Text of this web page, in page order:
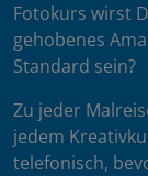
Fotokurs wirst
gehobenes
Standard sein?
Zu jeder
jedem
telefonisch,